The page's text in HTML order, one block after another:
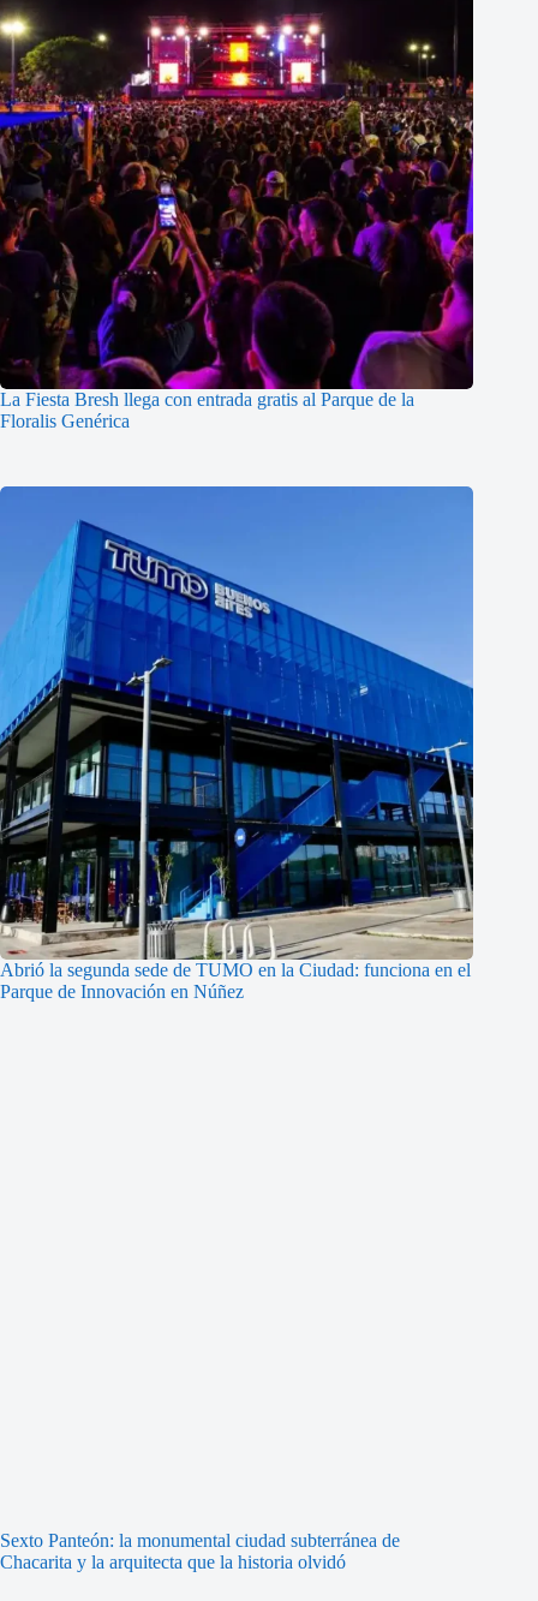
La Fiesta Bresh llega con entrada gratis al Parque de la
Floralis Genérica
Abrió la segunda sede de TUMO en la Ciudad: funciona en el
Parque de Innovación en Núñez
Sexto Panteón: la monumental ciudad subterránea de
Chacarita y la arquitecta que la historia olvidó